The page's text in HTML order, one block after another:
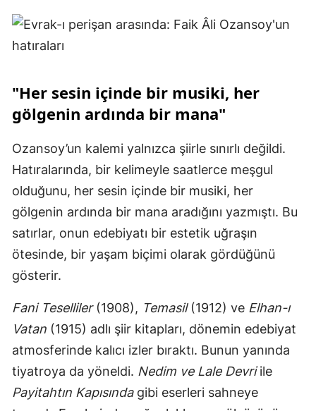
"Her sesin içinde bir musiki, her
gölgenin ardında bir mana"
Ozansoy’un kalemi yalnızca şiirle sınırlı değildi.
Hatıralarında, bir kelimeyle saatlerce meşgul
olduğunu, her sesin içinde bir musiki, her
gölgenin ardında bir mana aradığını yazmıştı. Bu
satırlar, onun edebiyatı bir estetik uğraşın
ötesinde, bir yaşam biçimi olarak gördüğünü
gösterir.
Fani Teselliler(1908), Temasil(1912) ve Elhan-ı
Vatan (1915) adlı şiir kitapları, dönemin edebiyat
atmosferinde kalıcı izler bıraktı. Bunun yanında
tiyatroya da yöneldi. Nedim ve Lale Devriile
Payitahtın Kapısındagibi eserleri sahneye